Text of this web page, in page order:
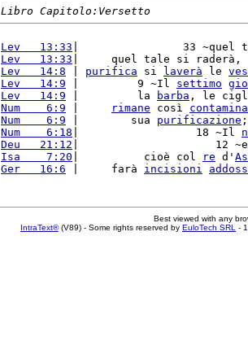
Libro Capitolo:Versetto
Lev   13:33 |                33 ~quel
Lev   13:33 |     quel tale si raderà,
Lev   14:8 purifica si laverà le
Lev   14:9 |         9 ~Il settimo
Lev   14:9 |         la barba , le
Num    6:9 rimane così
Num    6:9 |        sua purificazione
Num    6:18 |                  18 ~Il
Deu   21:12 |                     12
Isa    7:20 |          cioè col re d'
Ger   16:6 |     farà incisioni
Best viewed with any
IntraText®(V89) - Some rights reserved by EuloTech SRL -